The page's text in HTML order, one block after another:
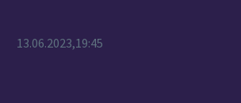
13.06.2023,19:45